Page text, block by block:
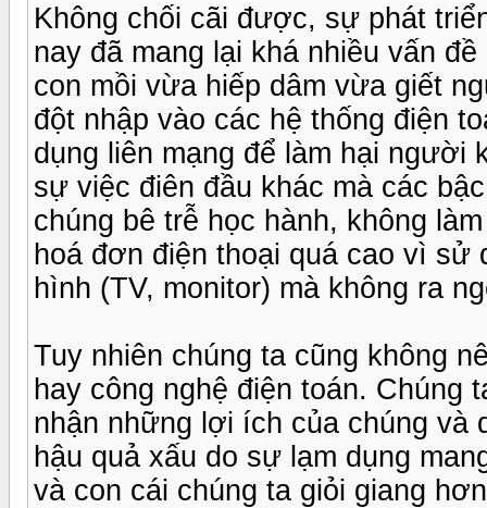
Không chối cãi được, sự phát
nay đã mang lại khá nhiều vấn
con mồi vừa hiếp dâm vừa giết
đột nhập vào các hệ thống điện
dụng liên mạng để làm hại người
sự việc điên đầu khác mà các
chúng bê trễ học hành, không
hoá đơn điện thoại quá cao vì
hình (TV, monitor) mà không ra
Tuy nhiên chúng ta cũng không
hay công nghệ điện toán. Chúng
nhận những lợi ích của chúng và
hậu quả xấu do sự lạm dụng
và con cái chúng ta giỏi giang